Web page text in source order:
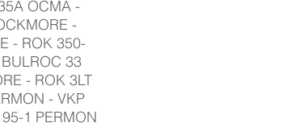
OCMA -
-
- ROK 350-
33
- ROK 3LT
- VKP
1 PERMON